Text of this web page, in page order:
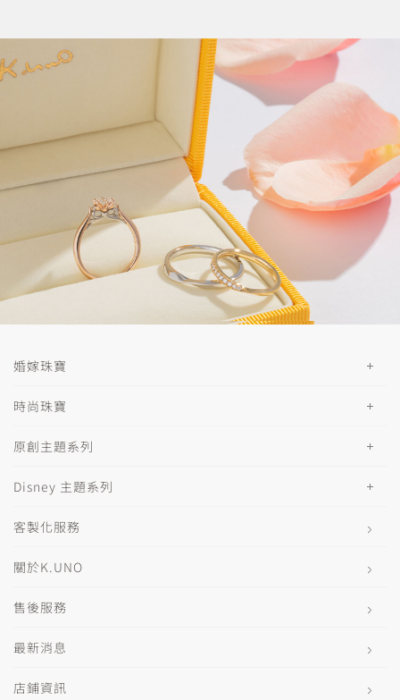
婚嫁珠寶
時尚珠寶
原創主題系列
Disney 主題系列
客製化服務
關於K.UNO
售後服務
最新消息
店鋪資訊